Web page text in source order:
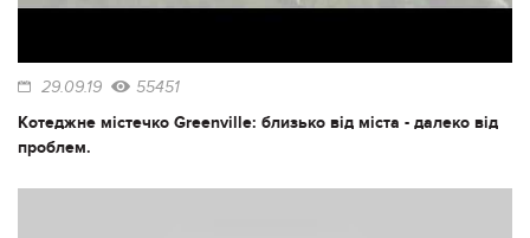
29.09.19 55451
Котеджне містечко Greenville: близько від міста - далеко від
проблем.